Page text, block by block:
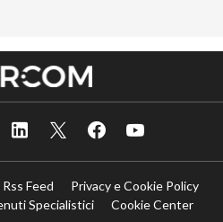
Rss Feed
Privacy e Cookie Policy
Specialistici
Cookie Center